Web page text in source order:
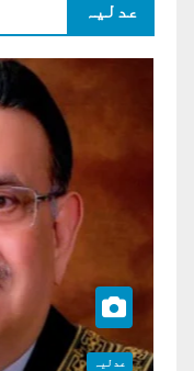
عدلیہ
عدلیہ